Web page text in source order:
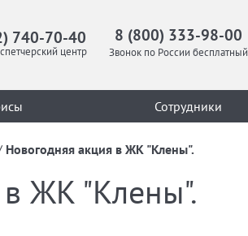
740-70-40
центр
8 (800) 333-98-00
Звонок по России бесплатный
Сотрудники
Новогодняя акция в ЖК "Клены".
ЖК "Клены".